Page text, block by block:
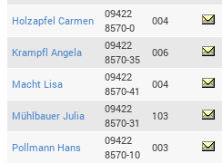
Holzapfel Carmen
09422
8570-0
004
Krampfl Angela
09422
8570-35
006
Macht Lisa
09422
8570-41
004
Mühlbauer Julia
09422
8570-31
103
Pollmann Hans
09422
8570-10
003